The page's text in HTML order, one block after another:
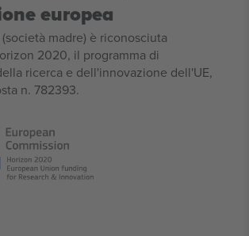
europea
madre) è riconosciuta
2020, il programma di
ricerca e dell'innovazione dell'UE,
n. 782393.